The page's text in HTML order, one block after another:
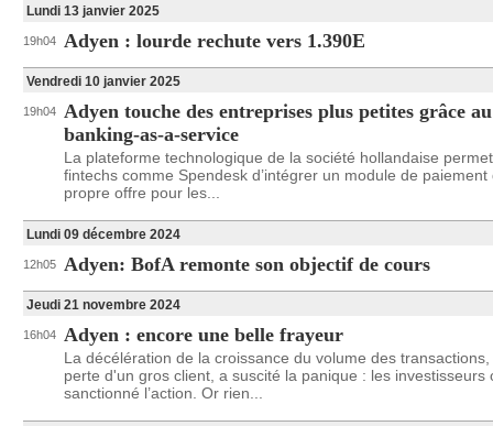
Lundi 13 janvier 2025
19h04 Adyen : lourde rechute vers 1.390E
Vendredi 10 janvier 2025
19h04 Adyen touche des entreprises plus petites grâce au
banking-as-a-service
La plateforme technologique de la société hollandaise
fintechs comme Spendesk d’intégrer un module de paiement
propre offre pour les...
Lundi 09 décembre 2024
12h05 Adyen: BofA remonte son objectif de cours
Jeudi 21 novembre 2024
16h04 Adyen : encore une belle frayeur
La décélération de la croissance du volume des
perte d'un gros client, a suscité la panique : les investisseurs
sanctionné l’action. Or rien...